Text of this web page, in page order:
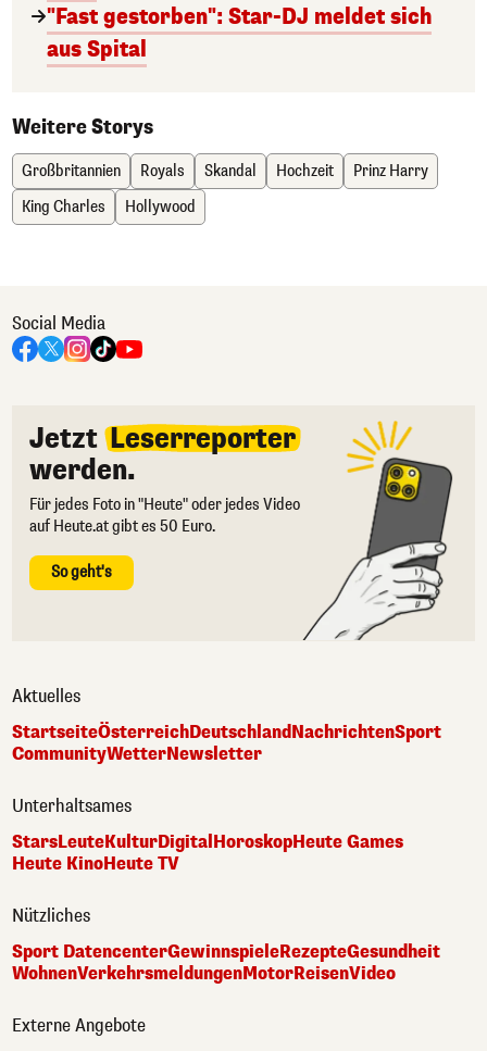
"Fast gestorben": Star-DJ meldet sich
aus Spital
Weitere Storys
Großbritannien Royals Skandal Hochzeit
Prinz Harry
King Charles
Hollywood
Social Media
Jetzt Leserreporter
werden.
Für jedes Foto in "Heute" oder jedes Video
auf Heute.at gibt es 50 Euro.
So geht's
Aktuelles
StartseiteÖsterreichDeutschlandNachrichtenSport
CommunityWetterNewsletter
Unterhaltsames
StarsLeuteKulturDigitalHoroskopHeute Games
Heute KinoHeute TV
Nützliches
Sport DatencenterGewinnspieleRezepteGesundheit
WohnenVerkehrsmeldungenMotorReisenVideo
Externe Angebote